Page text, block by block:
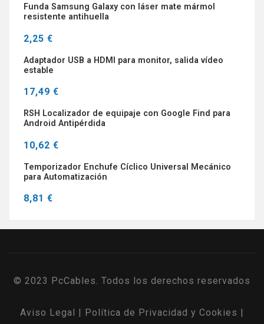
Funda Samsung Galaxy con láser mate mármol
resistente antihuella
2,25 €
Adaptador USB a HDMI para monitor, salida vídeo
estable
17,49 €
RSH Localizador de equipaje con Google Find para
Android Antipérdida
10,62 €
Temporizador Enchufe Cíclico Universal Mecánico
para Automatización
8,81 €
© 2023 PcCables. Todos los derechos reservados
Aviso Legal Política de Privacidad y Cookies